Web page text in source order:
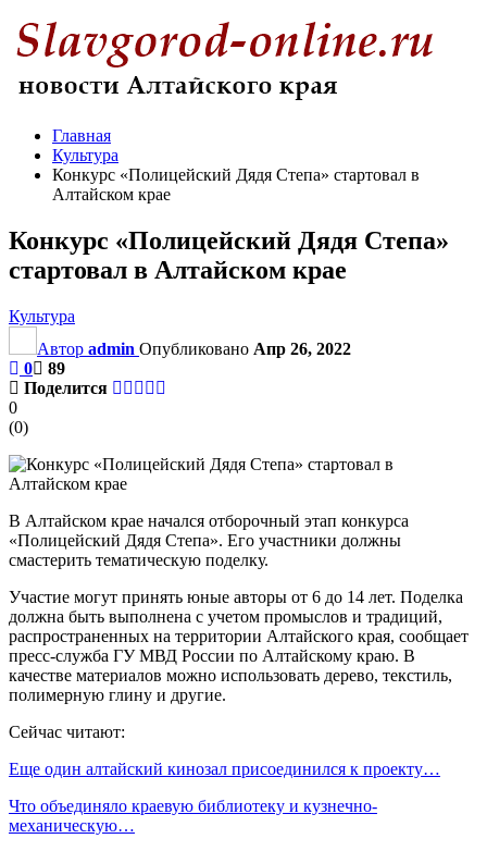
Главная
Культура
Конкурс «Полицейский Дядя Степа» стартовал в
Алтайском крае
Конкурс «Полицейский Дядя Степа»
стартовал в Алтайском крае
Культура
Автор admin Опубликовано Апр 26, 2022
0
89
Поделится
0
(0)
В Алтайском крае начался отборочный этап конкурса
«Полицейский Дядя Степа». Его участники должны
смастерить тематическую поделку.
Участие могут принять юные авторы от 6 до 14 лет. Поделка
должна быть выполнена с учетом промыслов и традиций,
распространенных на территории Алтайского края, сообщает
пресс-служба ГУ МВД России по Алтайскому краю. В
качестве материалов можно использовать дерево, текстиль,
полимерную глину и другие.
Сейчас читают:
Еще один алтайский кинозал присоединился к проекту…
Что объединяло краевую библиотеку и кузнечно-
механическую…